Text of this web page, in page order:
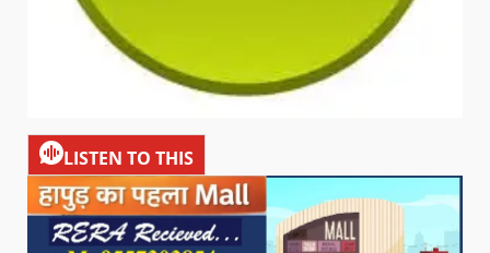
LISTEN TO THIS